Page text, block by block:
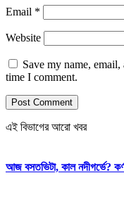
Email *
Website
Save my name,
time I comment.
এই বিভাগের আরো খবর
আজ বসতভিটা, কাল নদীগর্ভে?